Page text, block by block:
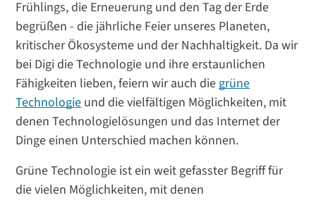
Frühlings, die Erneuerung und den Tag der Erde
begrüßen - die jährliche Feier unseres Planeten,
kritischer Ökosysteme und der Nachhaltigkeit. Da wir
bei Digi die Technologie und ihre erstaunlichen
Fähigkeiten lieben, feiern wir auch die grüne
Technologie und die vielfältigen Möglichkeiten, mit
denen Technologielösungen und das Internet der
Dinge einen Unterschied machen können.
Grüne Technologie ist ein weit gefasster Begriff für
die vielen Möglichkeiten, mit denen